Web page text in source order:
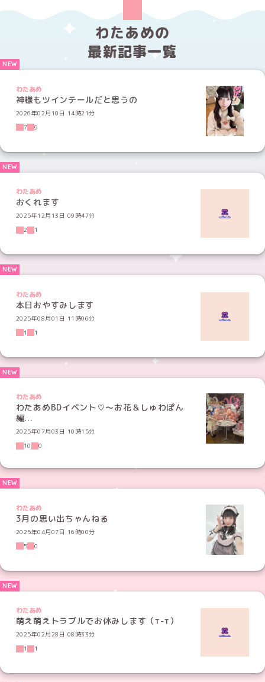
わたあめの
最新記事一覧
わたあめ
神様もツインテールだと思うの
2026年02月10日 14時21分
7
9
わたあめ
おくれます
2025年12月13日 09時47分
2
1
わたあめ
本日おやすみします
2025年08月01日 11時06分
1
1
わたあめ
わたあめBDイベント♡～お花＆しゅわぽん
編...
2025年07月03日 10時15分
10
0
わたあめ
3月の思い出ちゃんねる
2025年04月07日 16時00分
5
0
わたあめ
萌え萌えトラブルでお休みします（т-т）
2025年02月28日 08時33分
1
1